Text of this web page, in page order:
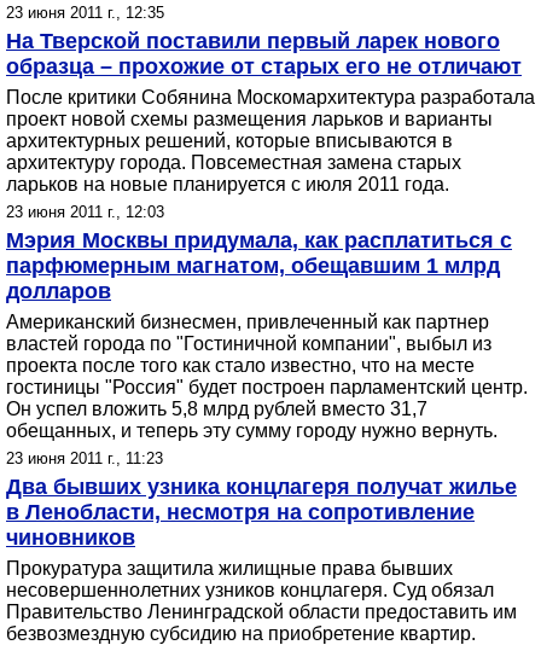
23 июня 2011 г., 12:35
На Тверской поставили первый ларек нового
образца – прохожие от старых его не отличают
После критики Собянина Москомархитектура разработала
проект новой схемы размещения ларьков и варианты
архитектурных решений, которые вписываются в
архитектуру города. Повсеместная замена старых
ларьков на новые планируется с июля 2011 года.
23 июня 2011 г., 12:03
Мэрия Москвы придумала, как расплатиться с
парфюмерным магнатом, обещавшим 1 млрд
долларов
Американский бизнесмен, привлеченный как партнер
властей города по "Гостиничной компании", выбыл из
проекта после того как стало известно, что на месте
гостиницы "Россия" будет построен парламентский центр.
Он успел вложить 5,8 млрд рублей вместо 31,7
обещанных, и теперь эту сумму городу нужно вернуть.
23 июня 2011 г., 11:23
Два бывших узника концлагеря получат жилье
в Ленобласти, несмотря на сопротивление
чиновников
Прокуратура защитила жилищные права бывших
несовершеннолетних узников концлагеря. Суд обязал
Правительство Ленинградской области предоставить им
безвозмездную субсидию на приобретение квартир.